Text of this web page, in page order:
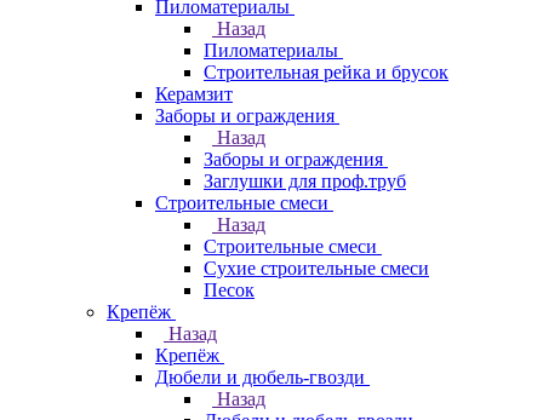
Пиломатериалы
Назад
Пиломатериалы
Строительная рейка и брусок
Керамзит
Заборы и ограждения
Назад
Заборы и ограждения
Заглушки для проф.труб
Строительные смеси
Назад
Строительные смеси
Сухие строительные смеси
Песок
Крепёж
Назад
Крепёж
Дюбели и дюбель-гвозди
Назад